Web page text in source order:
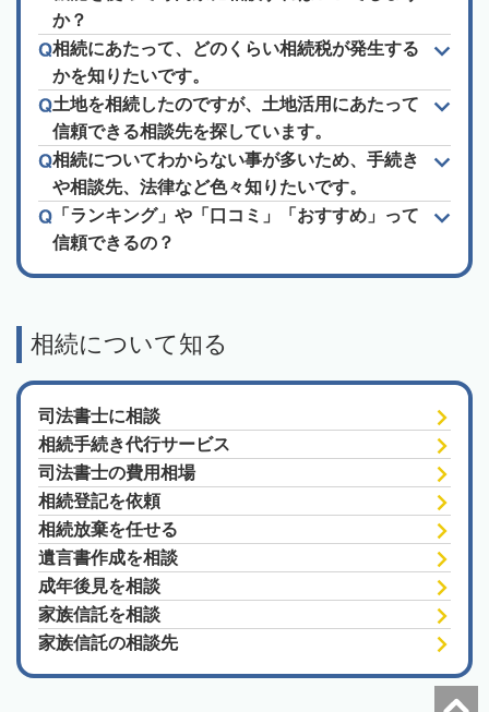
か？
相続にあたって、どのくらい相続税が発生する
かを知りたいです。
土地を相続したのですが、土地活用にあたって
信頼できる相談先を探しています。
相続についてわからない事が多いため、手続き
や相談先、法律など色々知りたいです。
「ランキング」や「口コミ」「おすすめ」って
信頼できるの？
相続について知る
司法書士に相談
相続手続き代行サービス
司法書士の費用相場
相続登記を依頼
相続放棄を任せる
遺言書作成を相談
成年後見を相談
家族信託を相談
家族信託の相談先